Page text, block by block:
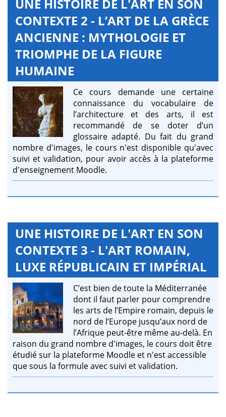
UNE HISTOIRE DE L'ART EN SON
CONTEXTE 2 - L’ART DE LA GRÈCE
ANCIENNE : MYTHOLOGIE ET
TRIOMPHE DE LA FIGURE
HUMAINE
Ce cours demande une certaine
connaissance du vocabulaire de
l’architecture et des arts, il est
recommandé de se doter d’un
glossaire adapté. Du fait du grand
nombre d'images, le cours n'est disponible qu'avec
suivi et validation, pour avoir accès à la plateforme
d'enseignement Moodle.
UNE HISTOIRE DE L'ART EN SON
CONTEXTE 3 - L'ART ROMAIN,
LUXE RÉPUBLICAIN ET IMPÉRIAL
C’est bien de toute la Méditerranée
dont il faut parler pour comprendre
les arts de l’Empire romain, depuis le
nord de l’Europe jusqu’aux nord de
l’Afrique peut-être même au-delà. En
raison du grand nombre d'images, le cours doit être
étudié sur la plateforme Moodle et n'est accessible
que sous la formule avec suivi et validation.